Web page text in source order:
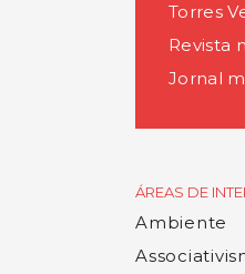
Torres
Revista
Jornal
ÁREAS DE
Ambiente